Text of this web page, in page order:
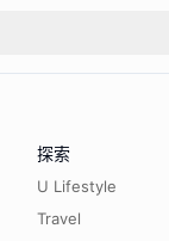
探索
U Lifestyle
Travel